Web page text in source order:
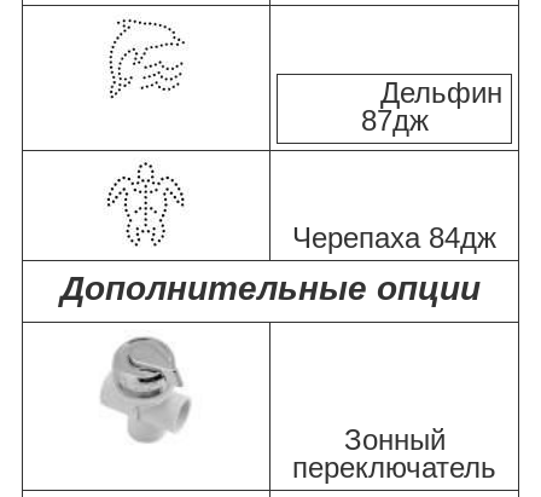
Дельфин
87дж
Черепаха 84дж
Дополнительные опции
Зонный
переключатель